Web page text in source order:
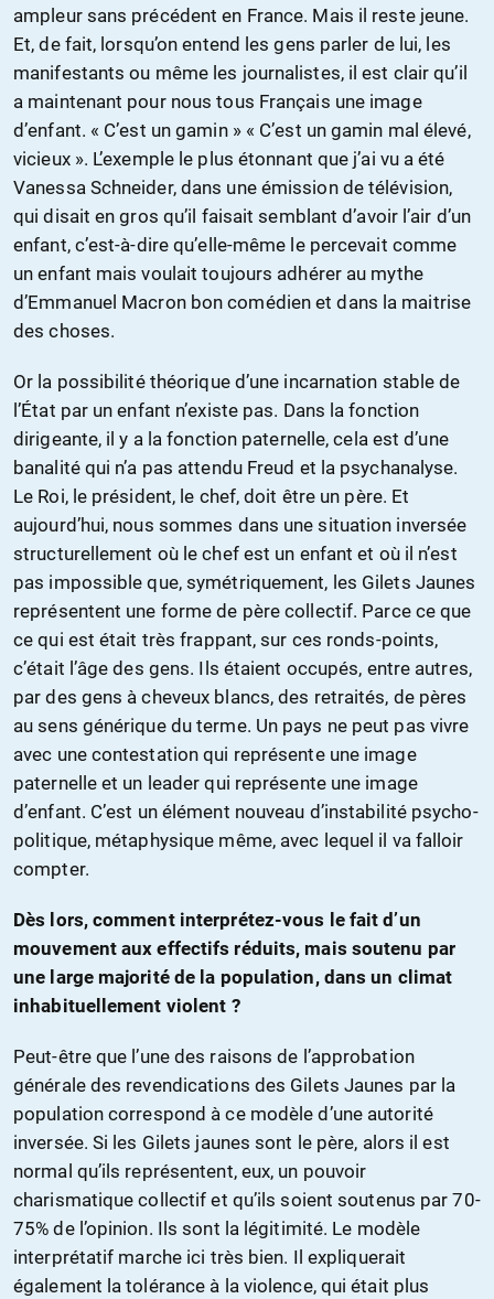
ampleur sans précédent en France. Mais il reste jeune.
Et, de fait, lorsqu’on entend les gens parler de lui, les
manifestants ou même les journalistes, il est clair qu’il
a maintenant pour nous tous Français une image
d’enfant. « C’est un gamin » « C’est un gamin mal élevé,
vicieux ». L’exemple le plus étonnant que j’ai vu a été
Vanessa Schneider, dans une émission de télévision,
qui disait en gros qu’il faisait semblant d’avoir l’air d’un
enfant, c’est-à-dire qu’elle-même le percevait comme
un enfant mais voulait toujours adhérer au mythe
d’Emmanuel Macron bon comédien et dans la maitrise
des choses.
Or la possibilité théorique d’une incarnation stable de
l’État par un enfant n’existe pas. Dans la fonction
dirigeante, il y a la fonction paternelle, cela est d’une
banalité qui n’a pas attendu Freud et la psychanalyse.
Le Roi, le président, le chef, doit être un père. Et
aujourd’hui, nous sommes dans une situation inversée
structurellement où le chef est un enfant et où il n’est
pas impossible que, symétriquement, les Gilets Jaunes
représentent une forme de père collectif. Parce ce que
ce qui est était très frappant, sur ces ronds-points,
c’était l’âge des gens. Ils étaient occupés, entre autres,
par des gens à cheveux blancs, des retraités, de pères
au sens générique du terme. Un pays ne peut pas vivre
avec une contestation qui représente une image
paternelle et un leader qui représente une image
d’enfant. C’est un élément nouveau d’instabilité psycho-
politique, métaphysique même, avec lequel il va falloir
compter.
Dès lors, comment interprétez-vous le fait d’un
mouvement aux effectifs réduits, mais soutenu par
une large majorité de la population, dans un climat
inhabituellement violent ?
Peut-être que l’une des raisons de l’approbation
générale des revendications des Gilets Jaunes par la
population correspond à ce modèle d’une autorité
inversée. Si les Gilets jaunes sont le père, alors il est
normal qu’ils représentent, eux, un pouvoir
charismatique collectif et qu’ils soient soutenus par 70-
75% de l’opinion. Ils sont la légitimité. Le modèle
interprétatif marche ici très bien. Il expliquerait
également la tolérance à la violence, qui était plus